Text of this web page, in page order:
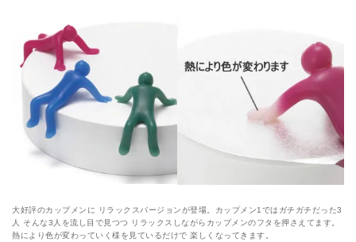
大好評のカップメンに リラックスバージョンが登場。カップメン1ではガチガチだった3
人 そんな3人を流し目で見つつ リラックスしながらカップメンのフタを押さえてます。
熱により色が変わっていく様を見ているだけで 楽しくなってきます。